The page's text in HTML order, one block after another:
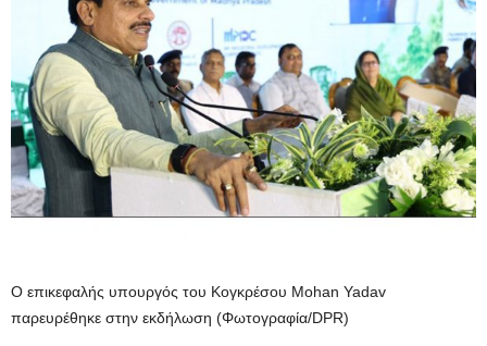
Ο επικεφαλής υπουργός του Κογκρέσου Mohan Yadav
παρευρέθηκε στην εκδήλωση (Φωτογραφία/DPR)